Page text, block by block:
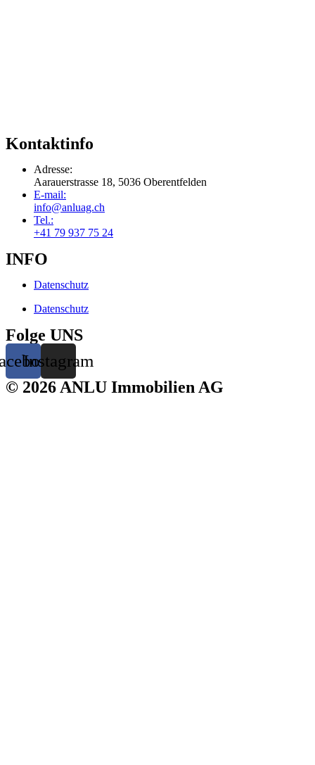
Kontaktinfo
Adresse:
Aarauerstrasse 18, 5036 Oberentfelden
E-mail:
info@anluag.ch
Tel.:
+41 79 937 75 24
INFO
Datenschutz
Datenschutz
Folge UNS
Instagram
© 2026 ANLU Immobilien AG